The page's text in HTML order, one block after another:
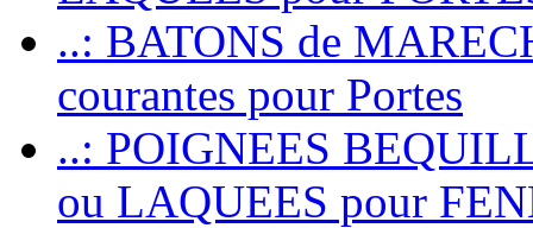
..: BATONS de
courantes pour Portes
..: POIGNEES
ou LAQUEES pour